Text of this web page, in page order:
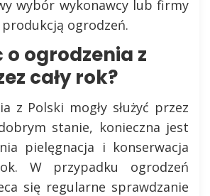
wybór wykonawcy lub firmy
ogrodzeń.
ogrodzenia z
cały rok?
z Polski mogły służyć przez
stanie, konieczna jest
pielęgnacja i konserwacja
W przypadku ogrodzeń
się regularne sprawdzanie